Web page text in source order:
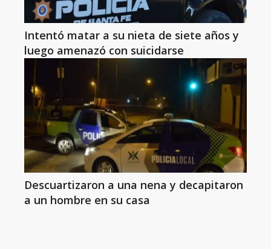
Intentó matar a su nieta de siete años y
luego amenazó con suicidarse
Descuartizaron a una nena y decapitaron
a un hombre en su casa